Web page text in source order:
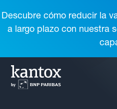
Descubre cómo reducir la
a largo plazo con nuestra